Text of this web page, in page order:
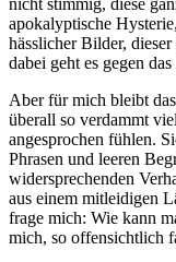
nicht stimmig, diese
apokalyptische
hässlicher Bilder,
dabei geht es gegen
Aber für mich bleibt
überall so verdammt
angesprochen fühlen.
Phrasen und leeren
widersprechenden
aus einem mitleidigen
frage mich: Wie kann
mich, so offensichtlich